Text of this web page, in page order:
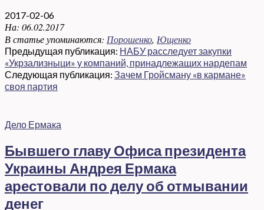
2017-02-06
На: 06.02.2017
В статье упоминаются: Порошенко, Ющенко
Предыдущая публикация: НАБУ расследует закупки
«Укрзализныци» у компаний, принадлежащих нардепам
Следующая публикация: Зачем Гройсману «в кармане»
своя партия
Дело Ермака
Бывшего главу Офиса президента
Украины Андрея Ермака
арестовали по делу об отмывании
денег